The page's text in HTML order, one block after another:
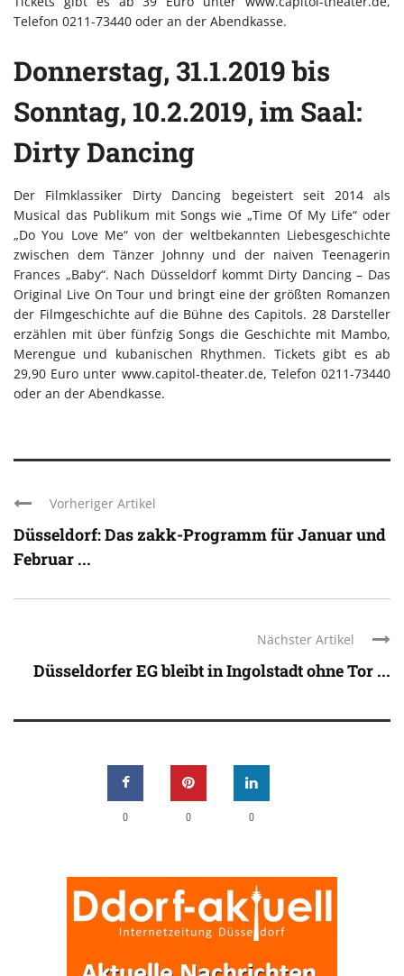
Telefon 0211-73440 oder an der Abendkasse.
Donnerstag, 31.1.2019 bis
Sonntag, 10.2.2019, im Saal:
Dirty Dancing
Der Filmklassiker Dirty Dancing begeistert seit 2014 als
Musical das Publikum mit Songs wie „Time Of My Life“ oder
„Do You Love Me“ von der weltbekannten Liebesgeschichte
zwischen dem Tänzer Johnny und der naiven Teenagerin
Frances „Baby“. Nach Düsseldorf kommt Dirty Dancing – Das
Original Live On Tour und bringt eine der größten Romanzen
der Filmgeschichte auf die Bühne des Capitols. 28 Darsteller
erzählen mit über fünfzig Songs die Geschichte mit Mambo,
Merengue und kubanischen Rhythmen. Tickets gibt es ab
29,90 Euro unter www.capitol-theater.de, Telefon 0211-73440
oder an der Abendkasse.
Vorheriger Artikel
Düsseldorf: Das zakk-Programm für Januar und
Februar ...
Nächster Artikel
Düsseldorfer EG bleibt in Ingolstadt ohne Tor ...
0 0 0